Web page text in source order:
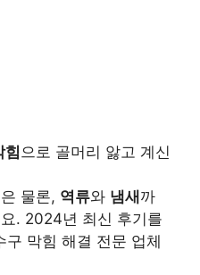
힘으로 골머리 앓고 계신
물론, 역류와 냄새 까
. 2024년 최신 후기를
막힘 해결 전문 업체